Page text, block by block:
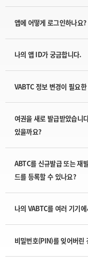
앱에 어떻게 로그인하나요?
나의 앱 ID가 궁금합니다.
VABTC 정보 변경이 필요
여권을 새로 발급받았습니
있을까요?
ABTC를 신규발급 또는 재
드를 등록할 수 있나요?
나의 VABTC를 여러 기기
비밀번호(PIN)를 잊어버린